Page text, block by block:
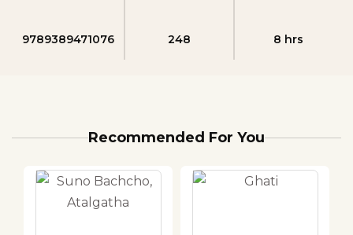
9789389471076 248 8 hrs
Recommended For You